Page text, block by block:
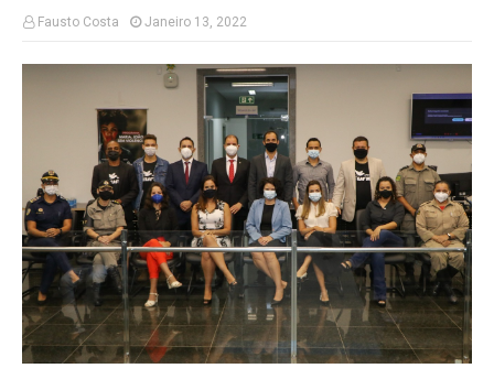
Fausto Costa Janeiro 13, 2022